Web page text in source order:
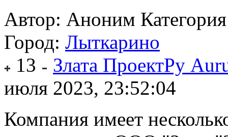
Автор: Аноним
Город: Лыткарино
13
Злата ПроектРу
июля 2023, 23:52:04
Компания имеет